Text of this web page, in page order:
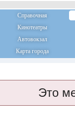
Справочная
Кинотеатры
Автовокзал
Карта города
Это